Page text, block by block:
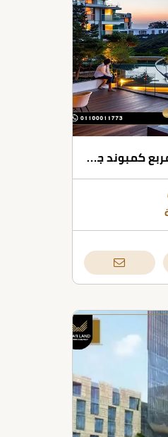
مكتب إداري بمساحة 60 متر مربع كمبوند جاذبية 6 اكتوبر